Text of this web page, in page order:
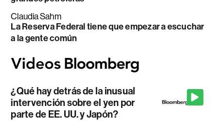
Claudia Sahm
La Reserva Federal tiene que empezar a escuchar
a la gente común
¿Qué hay detrás de la inusual
intervención sobre el yen por
parte de EE. UU. y Japón?